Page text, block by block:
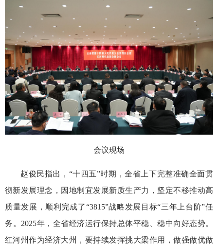
会议现场
赵俊民指出，“十四五”时期，全省上下完整准确全面贯
彻新发展理念，因地制宜发展新质生产力，坚定不移推动高
质量发展，顺利完成了“3815”战略发展目标“三年上台阶”任
务。2025年，全省经济运行保持总体平稳、稳中向好态势。
红河州作为经济大州，要持续发挥挑大梁作用，做强做优做